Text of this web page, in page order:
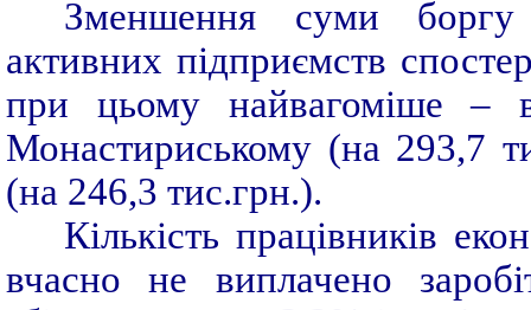
Зменшення суми боргу
активних підприємств
при цьому найвагоміше –
Монастириському (на 293,7
(на 246,3 тис.грн.).
Кількість працівників
вчасно не виплачено